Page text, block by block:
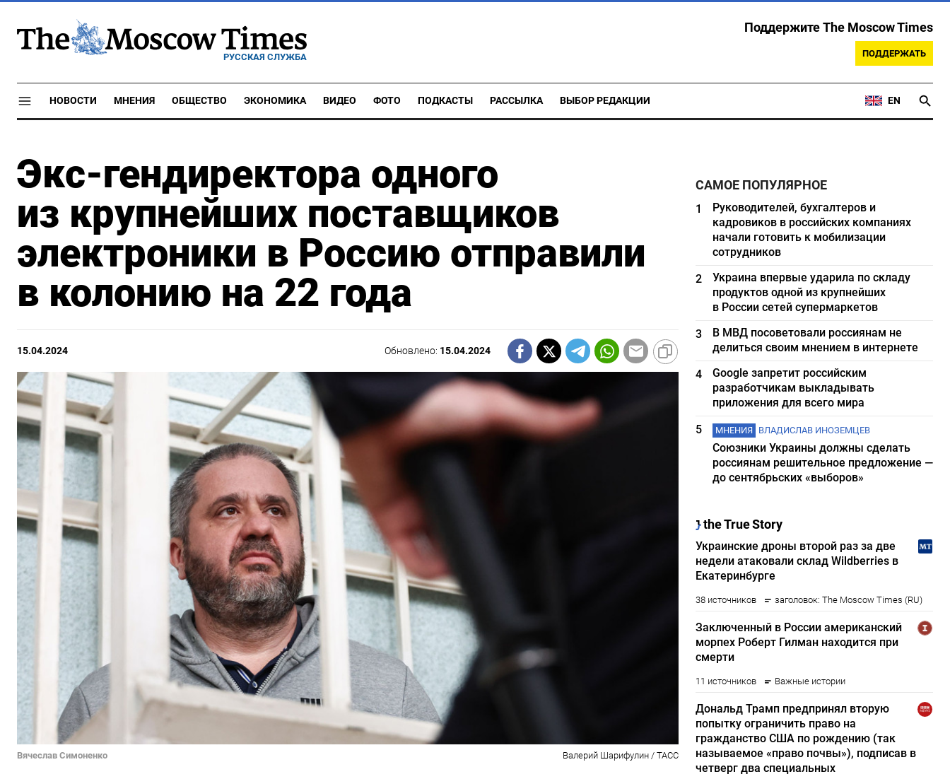
РУССКАЯ СЛУЖБА
Поддержите The Moscow Times
ПОДДЕРЖАТЬ
НОВОСТИ МНЕНИЯ ОБЩЕСТВО ЭКОНОМИКА ВИДЕО ФОТО ПОДКАСТЫ РАССЫЛКА ВЫБОР РЕДАКЦИИ EN
Экс-гендиректора одного
из крупнейших поставщиков
электроники в Россию отправили
в колонию на 22 года
15.04.2024 Обновлено: 15.04.2024
Вячеслав Симоненко Валерий Шарифулин / ТАСС
САМОЕ ПОПУЛЯРНОЕ
1
Руководителей, бухгалтеров и
кадровиков в российских компаниях
начали готовить к мобилизации
сотрудников
2
Украина впервые ударила по складу
продуктов одной из крупнейших
в России сетей супермаркетов
3
В МВД посоветовали россиянам не
делиться своим мнением в интернете
4
Google запретит российским
разработчикам выкладывать
приложения для всего мира
5
МНЕНИЯ ВЛАДИСЛАВ ИНОЗЕМЦЕВ
Союзники Украины должны сделать
россиянам решительное предложение —
до сентябрьских «выборов»